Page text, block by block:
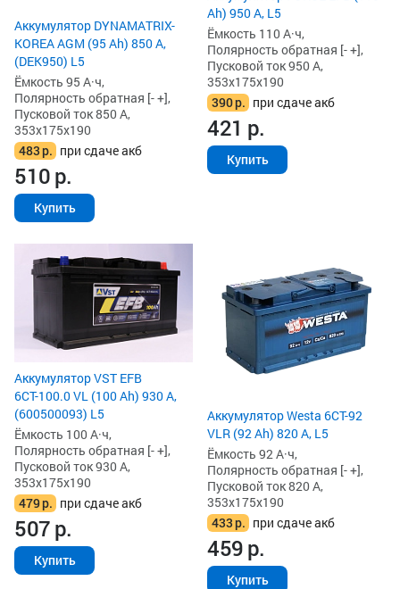
Аккумулятор DYNAMATRIX-
KOREA AGM (95 Ah) 850 А,
(DEK950) L5
Ёмкость 95 А·ч,
Полярность обратная [- +],
Пусковой ток 850 А,
353x175x190
483р. при сдаче акб
510р.
Купить
Ah) 950 А, L5
Ёмкость 110 А·ч,
Полярность обратная [- +],
Пусковой ток 950 А,
353x175x190
390р. при сдаче акб
421 р.
Купить
Аккумулятор VST EFB
6СТ-100.0 VL (100 Ah) 930 А,
(600500093) L5
Ёмкость 100 А·ч,
Полярность обратная [- +],
Пусковой ток 930 А,
353x175x190
479р. при сдаче акб
507р.
Купить
Аккумулятор Westa 6СТ-92
VLR (92 Ah) 820 А, L5
Ёмкость 92 А·ч,
Полярность обратная [- +],
Пусковой ток 820 А,
353x175x190
433р. при сдаче акб
459р.
Купить